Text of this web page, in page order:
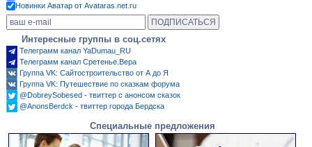
Новинки Аватар от Avataras.net.ru
Интересные группы в соц.сетях
Телеграмм канал YaDumau_RU
Телеграмм канал Сретенье.Вера
Группа VK: Сайтостроительство от А до Я
Группа VK: Путешествие по сказкам форума
@DobreySobesed - твиттер с анонсом сказок
@AnonsBerdck - твиттер города Бердска
Специальные предложения